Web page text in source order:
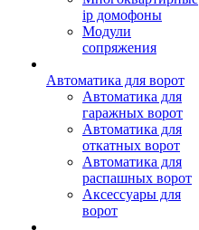
ip домофоны
Модули
сопряжения
Автоматика для ворот
Автоматика для
гаражных ворот
Автоматика для
откатных ворот
Автоматика для
распашных ворот
Аксессуары для
ворот